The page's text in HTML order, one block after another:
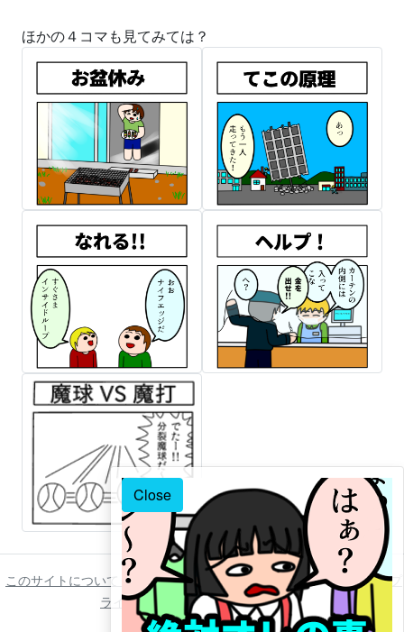
Close
ほかの４コマも見てみては？
このサイトについて ご利用について 著作権について 免責事項 プ
ライバシーポリシー お問い合わせ